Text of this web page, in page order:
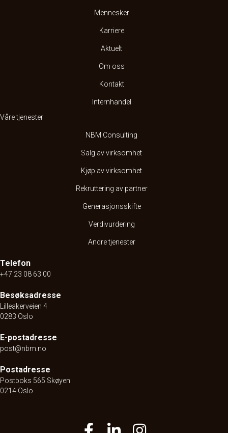
Mennesker
Karriere
Aktuelt
Om oss
Kontakt
Internhandel
Våre tjenester
NBM Consulting
Salg av virksomhet
Kjøp av virksomhet
Rekruttering av partner
Generasjonsskifte
Verdivurdering
Andre tjenester
Telefon
+47 23 08 63 00
Besøksadresse
Lilleakerveien 4
0283 Oslo
E-postadresse
post@nbm.no
Postadresse
Postboks 565 Skøyen
0214 Oslo